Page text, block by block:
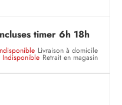
timer 6h 18h
Livraison à domicile
Indisponible Retrait en magasin